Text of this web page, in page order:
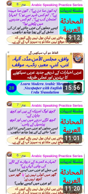
9:12
15:56
11:01
11:20